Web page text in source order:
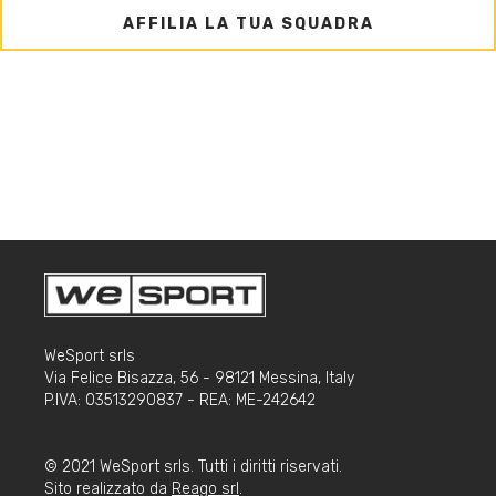
AFFILIA LA TUA SQUADRA
WeSport srls
Via Felice Bisazza, 56 - 98121 Messina, Italy
P.IVA: 03513290837 - REA: ME-242642
© 2021 WeSport srls. Tutti i diritti riservati.
Sito realizzato da Reago srl .